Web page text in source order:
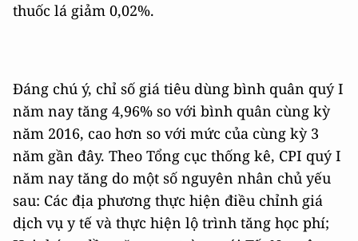
thuốc lá giảm 0,02%.
Đáng chú ý, chỉ số giá tiêu dùng bình quân quý I
năm nay tăng 4,96% so với bình quân cùng kỳ
năm 2016, cao hơn so với mức của cùng kỳ 3
năm gần đây. Theo Tổng cục thống kê, CPI quý I
năm nay tăng do một số nguyên nhân chủ yếu
sau: Các địa phương thực hiện điều chỉnh giá
dịch vụ y tế và thực hiện lộ trình tăng học phí;